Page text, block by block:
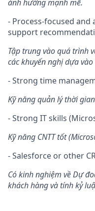
ảnh hưởng mạnh mẽ.
- Process-focused and
support
Tập trung vào quá trình
các khuyến nghị dựa
- Strong time
Kỹ năng quản lý thời
- Strong IT skills
Kỹ năng CNTT tốt
- Salesforce or other
Có kinh nghiệm về Dự
khách hàng và tính kỷ